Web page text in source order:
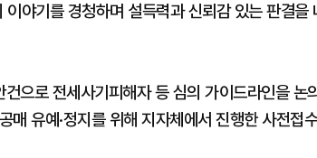
야기를 경청하며 설득력과 신뢰감 있는 판결을
으로 전세사기피해자 등 심의 가이드라인을 논
유예·정지를 위해 지자체에서 진행한 사전접